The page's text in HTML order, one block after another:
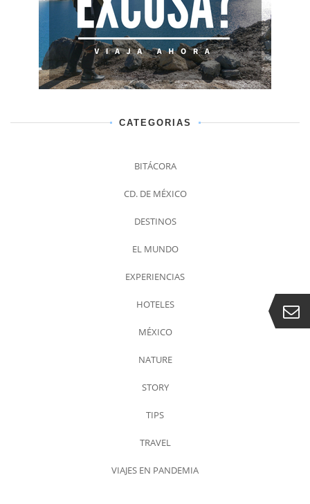
CATEGORIAS
BITÁCORA
CD. DE MÉXICO
DESTINOS
EL MUNDO
EXPERIENCIAS
HOTELES
MÉXICO
NATURE
STORY
TIPS
TRAVEL
VIAJES EN PANDEMIA